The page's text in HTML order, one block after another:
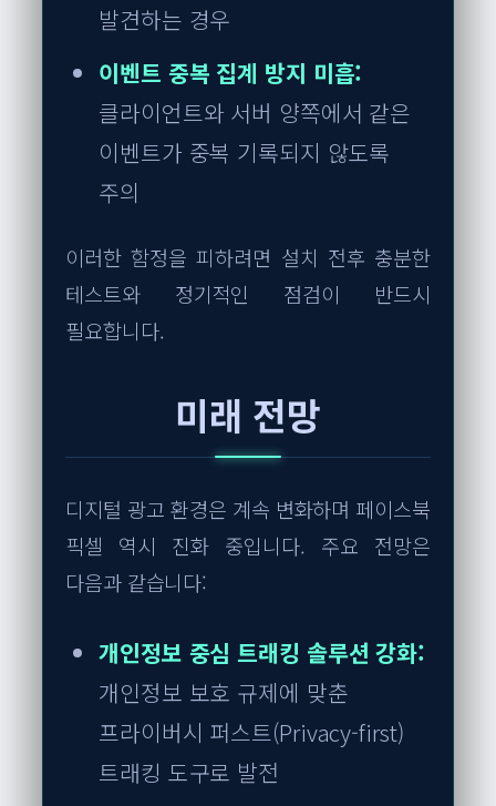
발견하는 경우
이벤트 중복 집계 방지 미흡:
클라이언트와 서버 양쪽에서 같은
이벤트가 중복 기록되지 않도록
주의
이러한 함정을 피하려면 설치 전후 충분한
테스트와 정기적인 점검이 반드시
필요합니다.
미래 전망
디지털 광고 환경은 계속 변화하며 페이스북
픽셀 역시 진화 중입니다. 주요 전망은
다음과 같습니다:
개인정보 중심 트래킹 솔루션 강화:
개인정보 보호 규제에 맞춘
프라이버시 퍼스트(Privacy-first)
트래킹 도구로 발전